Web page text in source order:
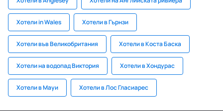
Хотели in Wales Хотели в Гърнзи
Хотели във Великобритания Хотели в Коста Баска
Хотели на водопад Виктория Хотели в Хондурас
Хотели в Мауи Хотели в Лос Гласиарес